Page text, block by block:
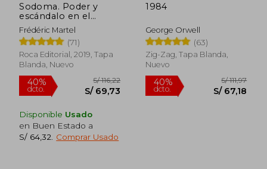
Sodoma. Poder y
escándalo en el
Vaticano
Frédéric Martel
(71)
Roca Editorial, 2019, Tapa
Blanda, Nuevo
Disponible Usado
en Buen Estado a
S/ 64,32
Comprar Usado
1984
George Orwell
(63)
Zig-Zag, Tapa Blanda,
Nuevo